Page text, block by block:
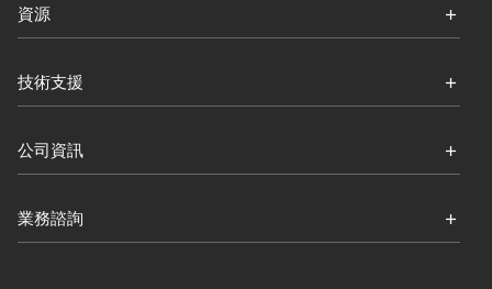
資源
技術支援
公司資訊
業務諮詢